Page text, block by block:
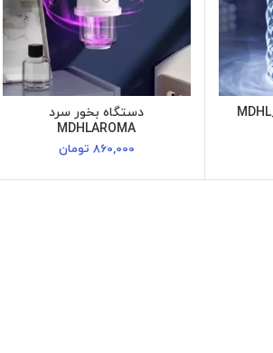
دستگاه بخور سرد
MDHLAROMA
860,000 تومان